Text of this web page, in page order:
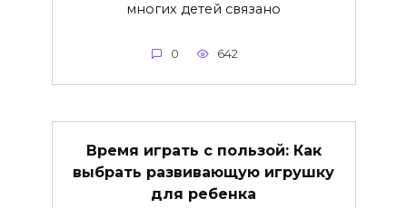
многих детей связано
0 642
Время играть с пользой: Как
выбрать развивающую игрушку
для ребенка